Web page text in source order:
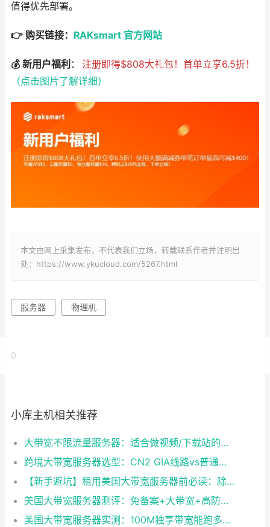
值得优先部署。
👉 购买链接： RAKsmart 官方网站
💰 新用户福利 ：
注册即得$808大礼包！首单立享6.5折！
（点击图片了解详细）
本文由网上采集发布，不代表我们立场，转载联系作者并注明出
处：https://www.ykucloud.com/5267.html
服务器 物理机
0
小库主机相关推荐
大带宽不限流量服务器：适合做视频/下载站的国外服务器网站推荐
跨境大带宽服务器选型：CN2 GIA线路vs普通国际线路，差距究竟有多大？
【新手避坑】租用美国大带宽服务器前必读：除了价格，这3个指标决定体验
美国大带宽服务器测评：免备案+大带宽+高防御，这些方案最香
美国大带宽服务器实测：100M独享带宽能跑多少？附测试IP验证方法